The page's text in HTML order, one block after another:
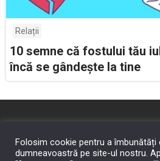
Relații
10 semne că fostului tău
încă se gândește la tine
Despre noi
Contact
Folosim cookie pentru a îmbunătăți
dumneavoastră pe site-ul nostru.